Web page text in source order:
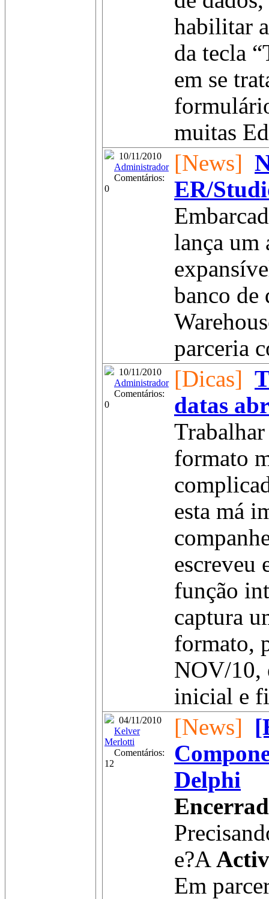
habilitar
da tecla
em se
muitas
10/11/2010
Administrador
Comentários:
0
[News]
ER/
lança um
banco de
parceria
10/11/2010
Administrador
Comentários:
0
[Dicas]
datas
formato
esta má
escreveu
função
captura
formato,
NOV/10,
inicial e
04/11/2010
Kelver
Merlotti
Comentários:
12
[News]
Delphi
e?A
Em